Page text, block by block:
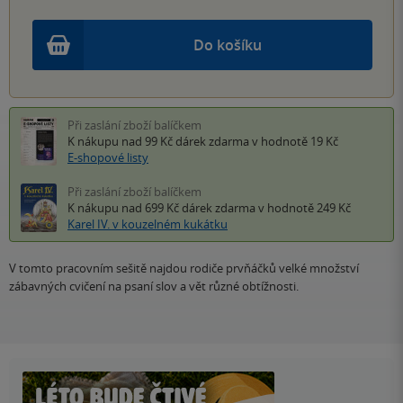
Do košíku
Při zaslání zboží balíčkem
K nákupu nad 99 Kč dárek zdarma v hodnotě 19 Kč
E-shopové listy
Při zaslání zboží balíčkem
K nákupu nad 699 Kč dárek zdarma v hodnotě 249 Kč
Karel IV. v kouzelném kukátku
V tomto pracovním sešitě najdou rodiče prvňáčků velké množství
zábavných cvičení na psaní slov a vět různé obtížnosti.